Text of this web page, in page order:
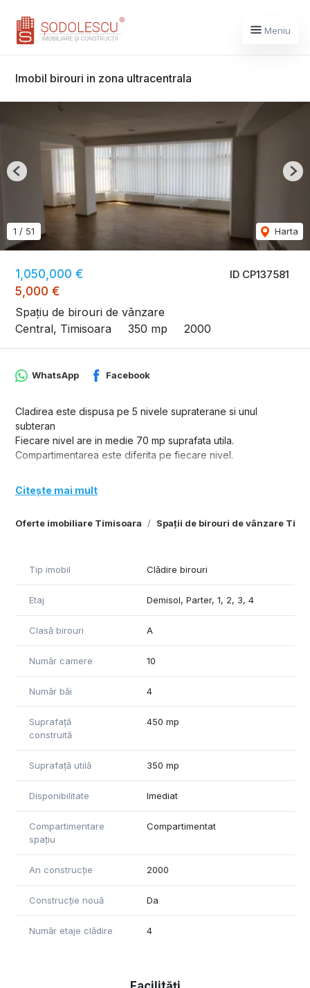
Meniu
Imobil birouri in zona ultracentrala
ID CP137581
1,050,000 €
5,000 €
Spațiu de birouri de vânzare
Central, Timisoara
350 mp 2000
1 / 51 Harta
Previous
Oferte imobiliare Timisoara Spații de birouri de vânzare
WhatsApp Facebook
Cladirea este dispusa pe 5 nivele supraterane si unul
subteran
Fiecare nivel are in medie 70 mp suprafata utila.
Compartimentarea este diferita pe fiecare nivel.
Citește mai mult
Tip imobil Clădire birouri
Etaj Demisol, Parter, 1, 2, 3, 4
Clasă birouri A
Număr camere 10
Număr băi 4
Suprafață
construită
450 mp
Suprafață utilă 350 mp
Disponibilitate Imediat
Compartimentare
spațiu
Compartimentat
An construcție 2000
Construcție nouă Da
Număr etaje clădire 4